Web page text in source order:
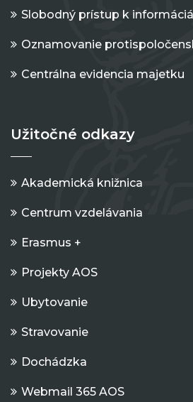
Slobodný prístup k
Oznamovanie
Centrálna evidencia majetku
Užitočné odkazy
Akademická knižnica
Centrum vzdelávania
Erasmus +
Projekty AOS
Ubytovanie
Stravovanie
Dochádzka
Webmail 365 AOS